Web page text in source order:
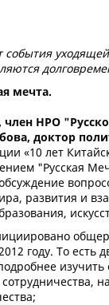
мечта.
член НРО
доктор
«10 лет
"Русская
развития и
году. То